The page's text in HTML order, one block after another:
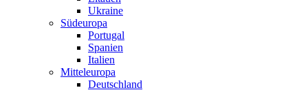
Ukraine
Südeuropa
Portugal
Spanien
Italien
Mitteleuropa
Deutschland